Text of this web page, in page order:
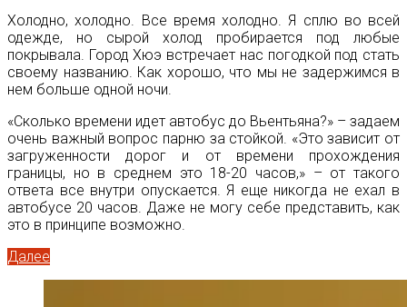
Холодно, холодно. Все время холодно. Я сплю во всей
одежде, но сырой холод пробирается под любые
покрывала. Город Хюэ встречает нас погодкой под стать
своему названию. Как хорошо, что мы не задержимся в
нем больше одной ночи.
«Сколько времени идет автобус до Вьентьяна?» – задаем
очень важный вопрос парню за стойкой. «Это зависит от
загруженности дорог и от времени прохождения
границы, но в среднем это 18-20 часов,» – от такого
ответа все внутри опускается. Я еще никогда не ехал в
автобусе 20 часов. Даже не могу себе представить, как
это в принципе возможно.
Далее